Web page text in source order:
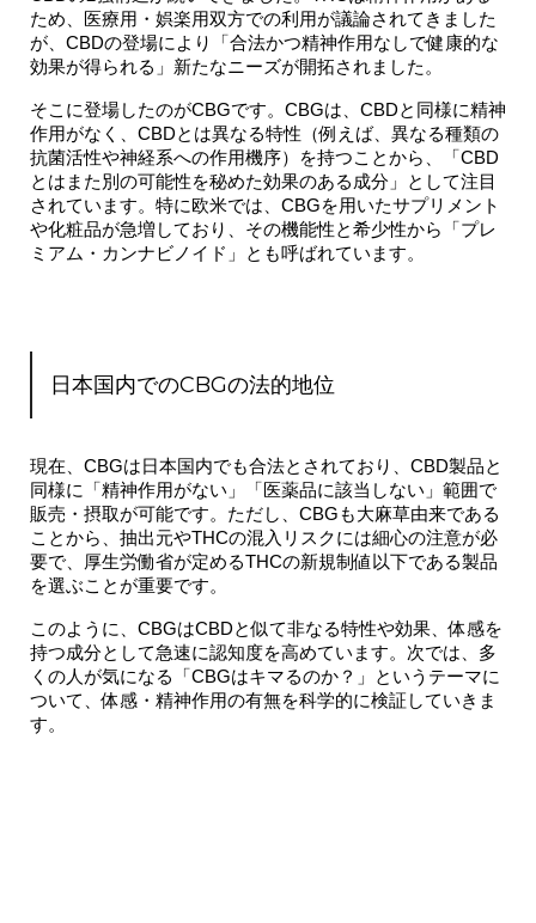
ため、医療用・娯楽用双方での利用が議論されてきました
が、CBDの登場により「合法かつ精神作用なしで健康的な
効果が得られる」新たなニーズが開拓されました。
そこに登場したのがCBGです。CBGは、CBDと同様に精神
作用がなく、 CBDとは異なる特性（例えば、異なる種類の
抗菌活性や神経系への作用機序）を持つことから、「CBD
とはまた別の可能性を秘めた効果のある成分」として注目
されています。特に欧米では、CBGを用いたサプリメント
や化粧品が急増しており、その機能性と希少性から「プレ
ミアム・カンナビノイド」とも呼ばれています。
日本国内でのCBGの法的地位
現在、CBGは日本国内でも合法とされており、CBD製品と
同様に「精神作用がない」「医薬品に該当しない」範囲で
販売・摂取が可能です。ただし、CBGも大麻草由来である
ことから、 抽出元やTHCの混入リスクには細心の注意が必
要で、厚生労働省が定めるTHCの新規制値以下である製品
を選ぶことが重要です。
このように、CBGはCBDと似て非なる特性や効果、体感を
持つ成分として急速に認知度を高めています。次では、多
くの人が気になる「CBGはキマるのか？」というテーマに
ついて、体感・精神作用の有無を科学的に検証していきま
す。